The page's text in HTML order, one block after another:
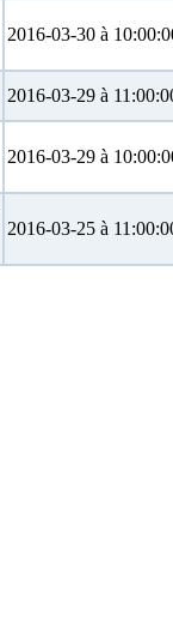
2016-03-30 à
2016-03-29 à
2016-03-29 à
2016-03-25 à